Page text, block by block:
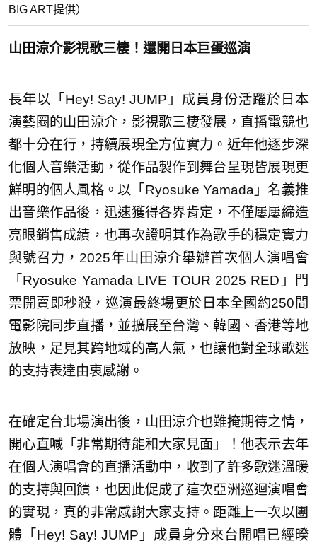
BIG ART提供）
山田涼介影視歌三棲！還開日本巨蛋巡演
長年以「Hey! Say! JUMP」成員身份活躍於日本
演藝圈的山田涼介，影視歌三棲發展，直播電競也
都十分在行，持續展現全方位實力。近年他逐步深
化個人音樂活動，從作品製作到舞台呈現皆展現更
鮮明的個人風格。以「Ryosuke Yamada」名義推
出音樂作品後，迅速獲得各界肯定，不僅屢屢締造
亮眼銷售成績，也再次證明其作為歌手的穩定實力
與號召力，2025年山田涼介舉辦首次個人演唱會
「Ryosuke Yamada LIVE TOUR 2025 RED」門
票開賣即秒殺，巡演最終場更於日本全國約250間
電影院同步直播，並擴展至台灣、韓國、香港等地
放映，足見其跨地域的高人氣，也讓他對全球歌迷
的支持表達由衷感謝。
在確定台北場演出後，山田涼介也難掩期待之情，
開心直喊「非常期待能和大家見面」！他表示去年
在個人演唱會的直播活動中，收到了許多歌迷溫暖
的支持與回饋，也因此促成了這次亞洲巡迴演唱會
的實現，真的非常感謝大家支持。距離上一次以團
體「Hey! Say! JUMP」成員身分來台開唱已經暌